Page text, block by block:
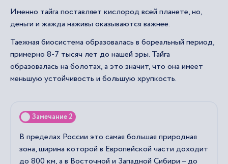
Именно тайга поставляет кислород всей планете, но,
деньги и жажда наживы оказываются важнее.
Таежная биосистема образовалась в бореальный период,
примерно 8-7 тысяч лет до нашей эры. Тайга
образовалась на болотах, а это значит, что она имеет
меньшую устойчивость и большую хрупкость.
Замечание 2
В пределах России это самая большая природная
зона, ширина которой в Европейской части доходит
до 800 км, а в Восточной и Западной Сибири – до